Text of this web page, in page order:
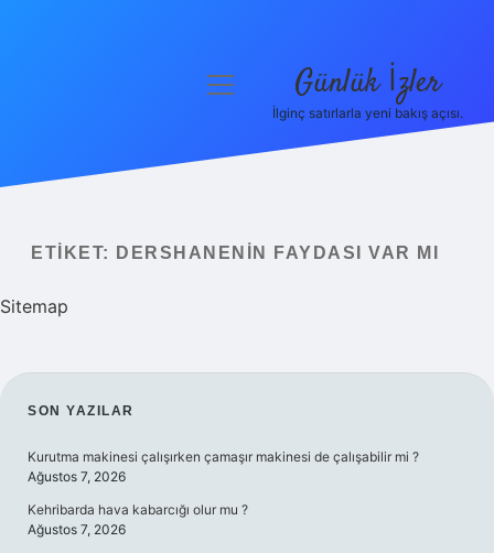
Yasal Uyarı
Hakkımızda
menüyü
Günlük İzler
İlginç satırlarla yeni bakış açısı.
ETIKET: DERSHANENIN FAYDASI VAR MI
Sitemap
SIDEBAR
SON YAZILAR
Kurutma makinesi çalışırken çamaşır makinesi de çalışabilir mi ?
Ağustos 7, 2026
Kehribarda hava kabarcığı olur mu ?
Ağustos 7, 2026